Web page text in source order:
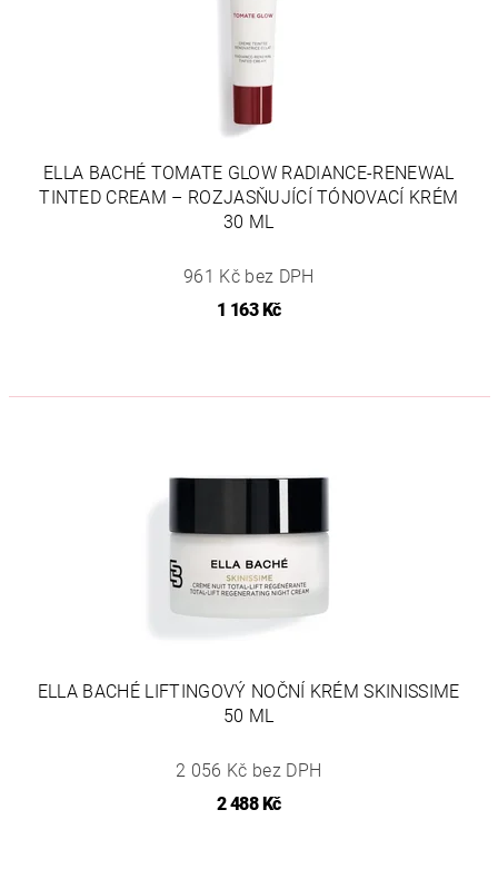
ELLA BACHÉ TOMATE GLOW RADIANCE-RENEWAL
TINTED CREAM – ROZJASŇUJÍCÍ TÓNOVACÍ KRÉM
30 ML
961 Kč bez DPH
1 163 Kč
ELLA BACHÉ LIFTINGOVÝ NOČNÍ KRÉM SKINISSIME
50 ML
2 056 Kč bez DPH
2 488 Kč